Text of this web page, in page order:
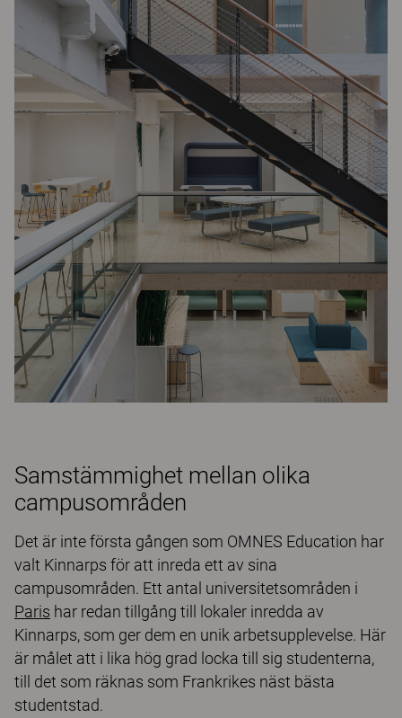
Samstämmighet mellan olika
campusområden
Det är inte första gången som OMNES Education har
valt Kinnarps för att inreda ett av sina
campusområden. Ett antal universitetsområden i
Paris har redan tillgång till lokaler inredda av
Kinnarps, som ger dem en unik arbetsupplevelse. Här
är målet att i lika hög grad locka till sig studenterna,
till det som räknas som Frankrikes näst bästa
studentstad.